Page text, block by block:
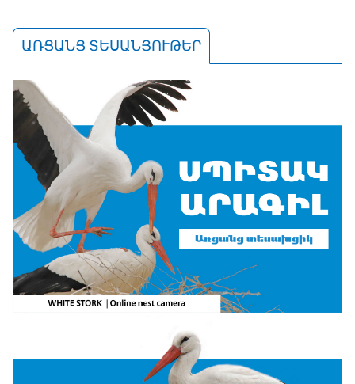
ԱՌՑԱՆՑ ՏԵՍԱՆՅՈՒԹԵՐ